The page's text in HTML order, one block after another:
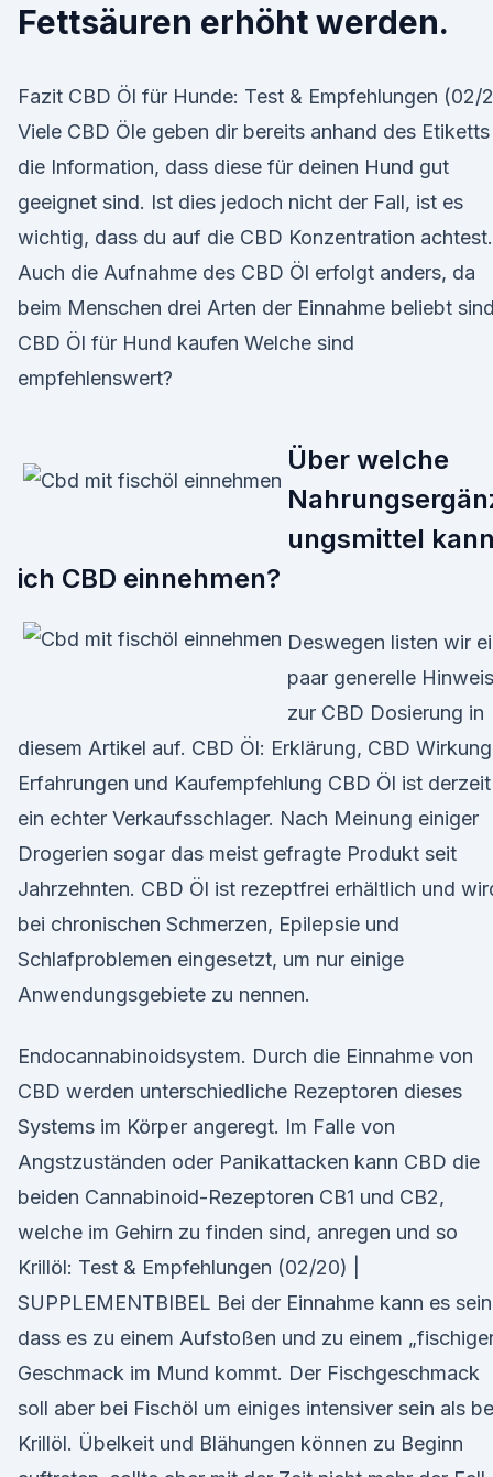
Fettsäuren erhöht werden.
Fazit CBD Öl für Hunde: Test & Empfehlungen (02/
Viele CBD Öle geben dir bereits anhand des Etiketts
die Information, dass diese für deinen Hund gut
geeignet sind. Ist dies jedoch nicht der Fall, ist es
wichtig, dass du auf die CBD Konzentration achtest.
Auch die Aufnahme des CBD Öl erfolgt anders, da
beim Menschen drei Arten der Einnahme beliebt
CBD Öl für Hund kaufen Welche sind
empfehlenswert?
Über welche
ungsmittel kann
ich CBD einnehmen?
Deswegen listen wir
paar generelle
zur CBD Dosierung in
diesem Artikel auf. CBD Öl: Erklärung, CBD
Erfahrungen und Kaufempfehlung CBD Öl ist derzeit
ein echter Verkaufsschlager. Nach Meinung einiger
Drogerien sogar das meist gefragte Produkt seit
Jahrzehnten. CBD Öl ist rezeptfrei erhältlich und
bei chronischen Schmerzen, Epilepsie und
Schlafproblemen eingesetzt, um nur einige
Anwendungsgebiete zu nennen.
Endocannabinoidsystem. Durch die Einnahme von
CBD werden unterschiedliche Rezeptoren dieses
Systems im Körper angeregt. Im Falle von
Angstzuständen oder Panikattacken kann CBD die
beiden Cannabinoid-Rezeptoren CB1 und CB2,
welche im Gehirn zu finden sind, anregen und so
Krillöl: Test & Empfehlungen (02/20) |
SUPPLEMENTBIBEL Bei der Einnahme kann es
dass es zu einem Aufstoßen und zu einem
Geschmack im Mund kommt. Der Fischgeschmack
soll aber bei Fischöl um einiges intensiver sein als
Krillöl. Übelkeit und Blähungen können zu Beginn